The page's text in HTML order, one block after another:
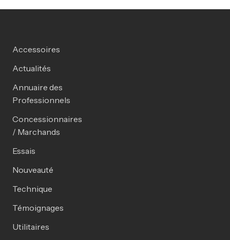
Accessoires
Actualités
Annuaire des
Professionnels
Concessionnaires
/ Marchands
Essais
Nouveauté
Technique
Témoignages
Utilitaires